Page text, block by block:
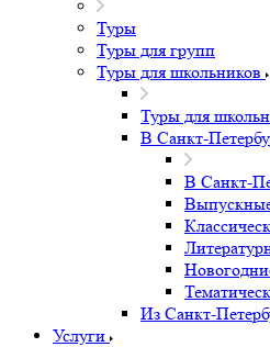
Туры
Туры для групп
Туры для школьников
Туры для
В Санкт-
В Санкт-
Из Санкт-
Услуги